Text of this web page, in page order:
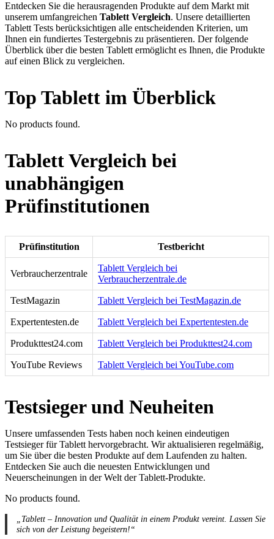
Entdecken Sie die herausragenden Produkte auf dem Markt mit
unserem umfangreichen Tablett Vergleich. Unsere detaillierten
Tablett Tests berücksichtigen alle entscheidenden Kriterien, um
Ihnen ein fundiertes Testergebnis zu präsentieren. Der folgende
Überblick über die besten Tablett ermöglicht es Ihnen, die Produkte
auf einen Blick zu vergleichen.
Top Tablett im Überblick
No products found.
Tablett Vergleich bei
unabhängigen
Prüfinstitutionen
Prüfinstitution Testbericht
Verbraucherzentrale
Tablett Vergleich bei
Verbraucherzentrale.de
TestMagazin Tablett Vergleich bei TestMagazin.de
Expertentesten.de Tablett Vergleich bei Expertentesten.de
Produkttest24.com Tablett Vergleich bei Produkttest24.com
YouTube Reviews Tablett Vergleich bei YouTube.com
Testsieger und Neuheiten
Unsere umfassenden Tests haben noch keinen eindeutigen
Testsieger für Tablett hervorgebracht. Wir aktualisieren regelmäßig,
um Sie über die besten Produkte auf dem Laufenden zu halten.
Entdecken Sie auch die neuesten Entwicklungen und
Neuerscheinungen in der Welt der Tablett-Produkte.
No products found.
„Tablett – Innovation und Qualität in einem Produkt vereint. Lassen Sie
sich von der Leistung begeistern!“